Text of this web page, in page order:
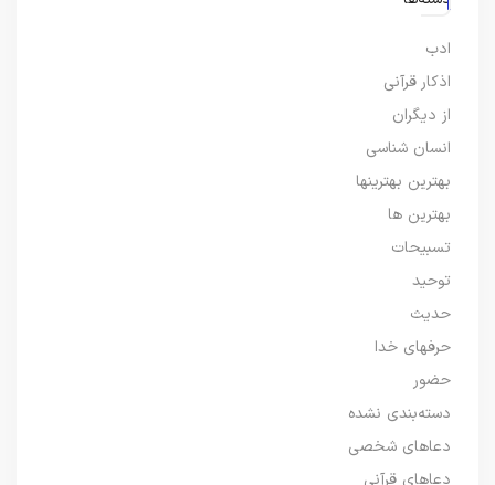
ادب
اذکار قرآنی
از دیگران
انسان شناسی
بهترین بهترینها
بهترین ها
تسبیحات
توحید
حدیث
حرفهای خدا
حضور
دسته‌بندی نشده
دعاهای شخصی
دعاهای قرآنی